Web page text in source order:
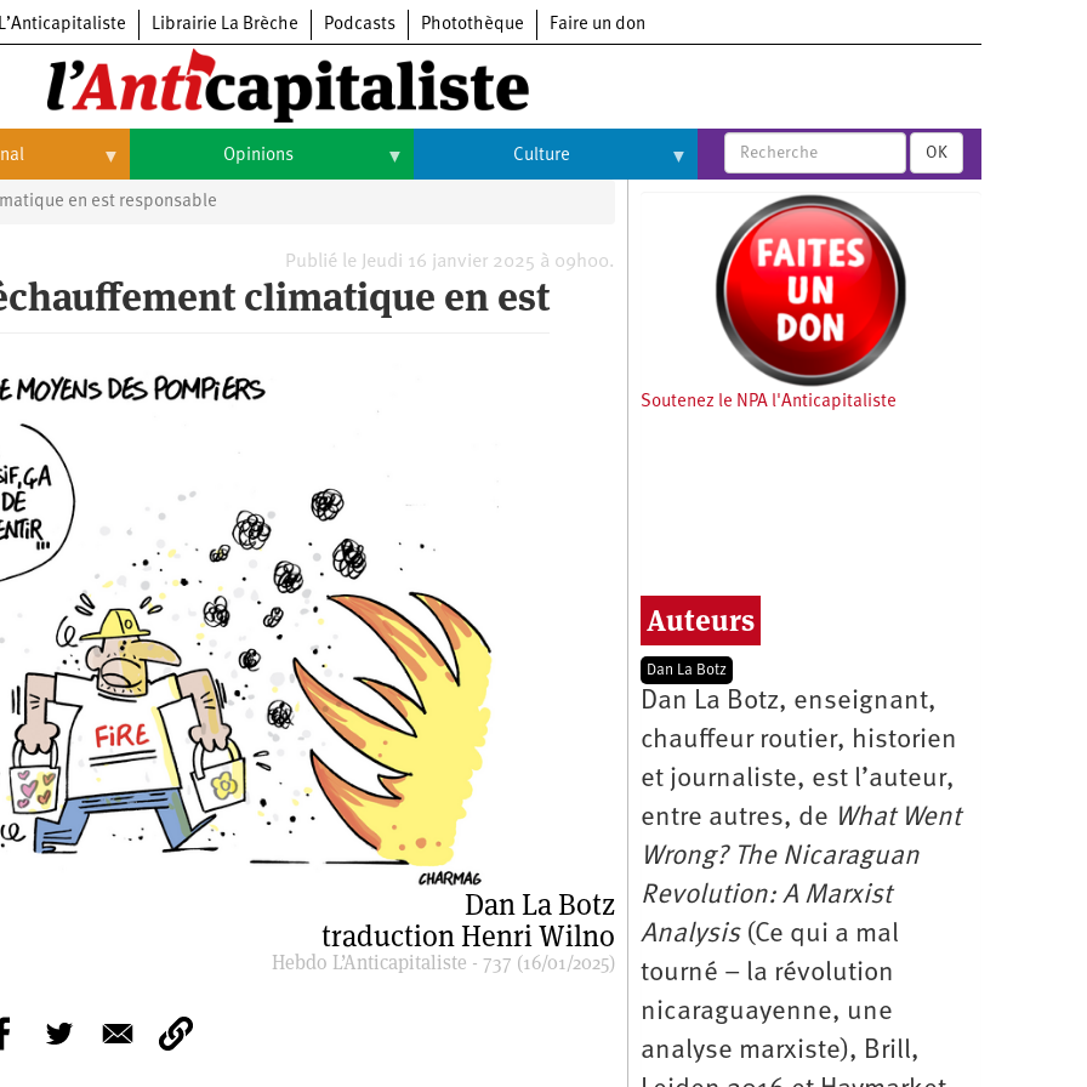
L’Anticapitaliste Librairie La Brèche Podcasts Photothèque Faire un don
Opinions
Opinions
Culture
Arts
Cinéma
OK
en est responsable
Publié le Jeudi 16 janvier 2025 à 09h00.
climatique en est
Dan La Botz
traduction Henri Wilno
Hebdo L’Anticapitaliste - 737 (16/01/2025)
Soutenez le NPA l'Anticapitaliste
Auteurs
Dan La Botz
Dan La Botz, enseignant,
chauffeur routier, historien
et journaliste, est l’auteur,
entre autres, de What Went
Wrong? The Nicaraguan
Revolution: A Marxist
Analysis(Ce qui a mal
tourné – la révolution
nicaraguayenne, une
analyse marxiste), Brill,